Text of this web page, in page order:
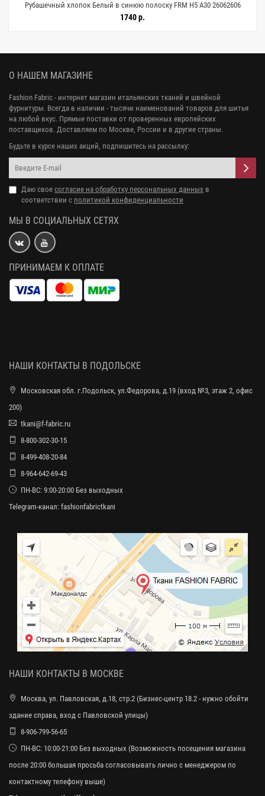
Рубашечный хлопок Белый в синюю полоску FRM H5 A30 26062606
1740 р.
О НАШЕМ МАГАЗИНЕ
Fashion Fabric - интернет магазин итальянских тканей и швейной
фурнитуры. Всегда в наличии - тысячи наименований товаров для шитья
на любой вкус. Прямые поставки от проверенных европейских
поставщиков. Доставляем по Москве, России и в другие страны.
Будьте в курсе наших акций, подпишитесь на рассылку:
Даю свое согласие на обработку персональных данных в
соответствии с политикой конфиденциальности
МЫ В СОЦИАЛЬНЫХ СЕТЯХ
ПРИНИМАЕМ К ОПЛАТЕ
НАШИ КОНТАКТЫ В ПОДОЛЬСКЕ
Московская обл. г.Подольск, ул.Федорова, д.19 (вход №3, этаж 2, офис
200)
tkani@f-fabric.ru
8-800-302-30-15
8-499-408-20-84
8-964-642-69-43
ПН-ВС: 9:00-20:00 Без выходных
Telegram-канал: fashionfabrictkani
НАШИ КОНТАКТЫ В МОСКВЕ
Москва, ул. Павловская, д.18, стр.2 (Бизнес-центр 18.2 - нужно обойти
здание справа, вход с Павловской улицы)
8-906-799-56-65
ПН-ВС: 10:00-21:00 Без выходных (Возможность посещения магазина
после 20:00 большая просьба согласовывать лично с менеджером по
контактному телефону выше)